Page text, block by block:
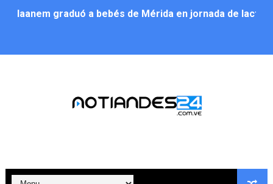
Iaanem graduó a bebés de Mérida en jornada de
Alcalde Nelson Álvarez llevó jornada recreativa a la
Nevado Gas optimiza servicio residencial en la